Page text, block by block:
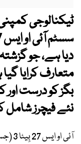
ٹیکنالوجی
سسٹمآئی او ایس 27
دیا ہے، جو
متعارف کرایا
بگز کو درست اور
نئے فیچرز